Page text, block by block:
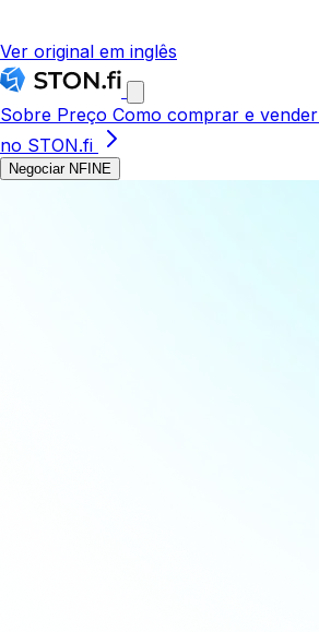
Ver original em inglês
Sobre Preço Como comprar e vender
no STON.fi
Negociar NFINE